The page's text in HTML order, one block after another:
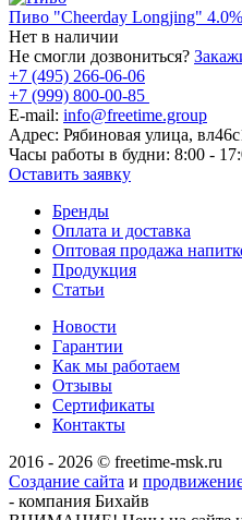
Пиво "Cheerday Longjing"
Нет в наличии
Не смогли дозвониться?
+7 (495) 266-06-06
+7 (999) 800-00-85
E-mail: info@freetime.group
Адрес: Рябиновая улица,
Часы работы в будни: 8:00 -
Оставить заявку
Бренды
Оплата и доставка
Оптовая продажа
Продукция
Статьи
Новости
Гарантии
Как мы работаем
Отзывы
Сертификаты
Контакты
2016 - 2026 © freetime-msk.ru
Создание сайта и
- компания Бихайв